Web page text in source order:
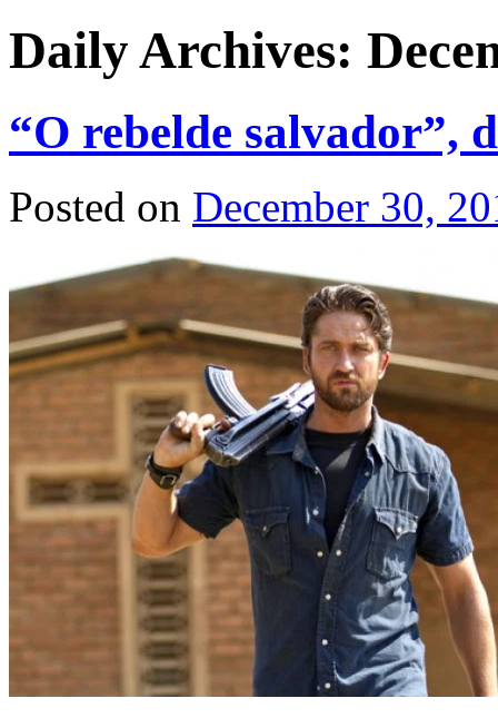
Daily Archives:
“O rebelde salvador”,
Posted on December 30,